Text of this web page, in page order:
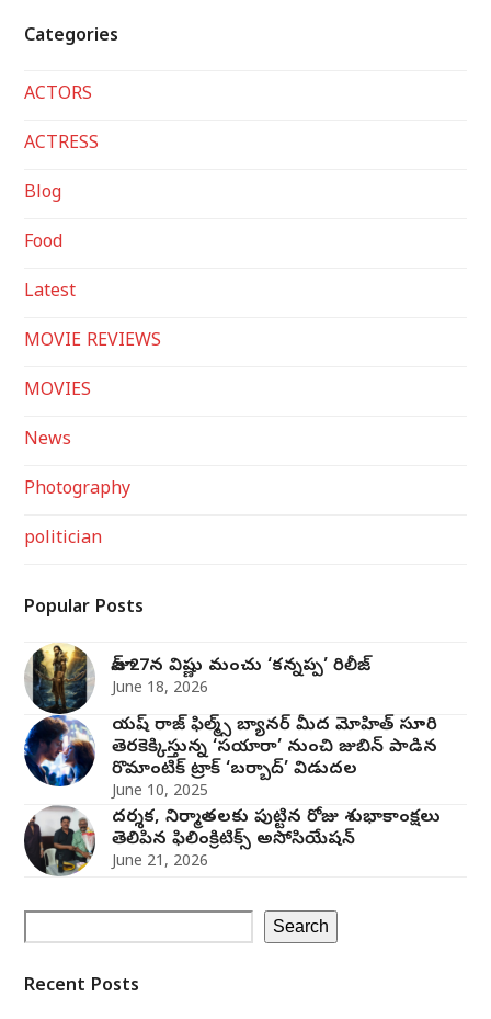
Categories
ACTORS
ACTRESS
Blog
Food
Latest
MOVIE REVIEWS
MOVIES
News
Photography
politician
Popular Posts
జూన్ 27న విష్ణు మంచు ‘కన్నప్ప’ రిలీజ్
June 18, 2026
యష్ రాజ్ ఫిల్మ్స్ బ్యానర్ మీద మోహిత్ సూరి
తెరకెక్కిస్తున్న ‘సయారా’ నుంచి జుబిన్ పాడిన
రొమాంటిక్ ట్రాక్ ‘బర్బాద్’ విడుదల
June 10, 2025
దర్శక, నిర్మాతలకు పుట్టిన రోజు శుభాకాంక్షలు
తెలిపిన ఫిలింక్రిటిక్స్ అసోసియేషన్‌
June 21, 2026
Search
Recent Posts